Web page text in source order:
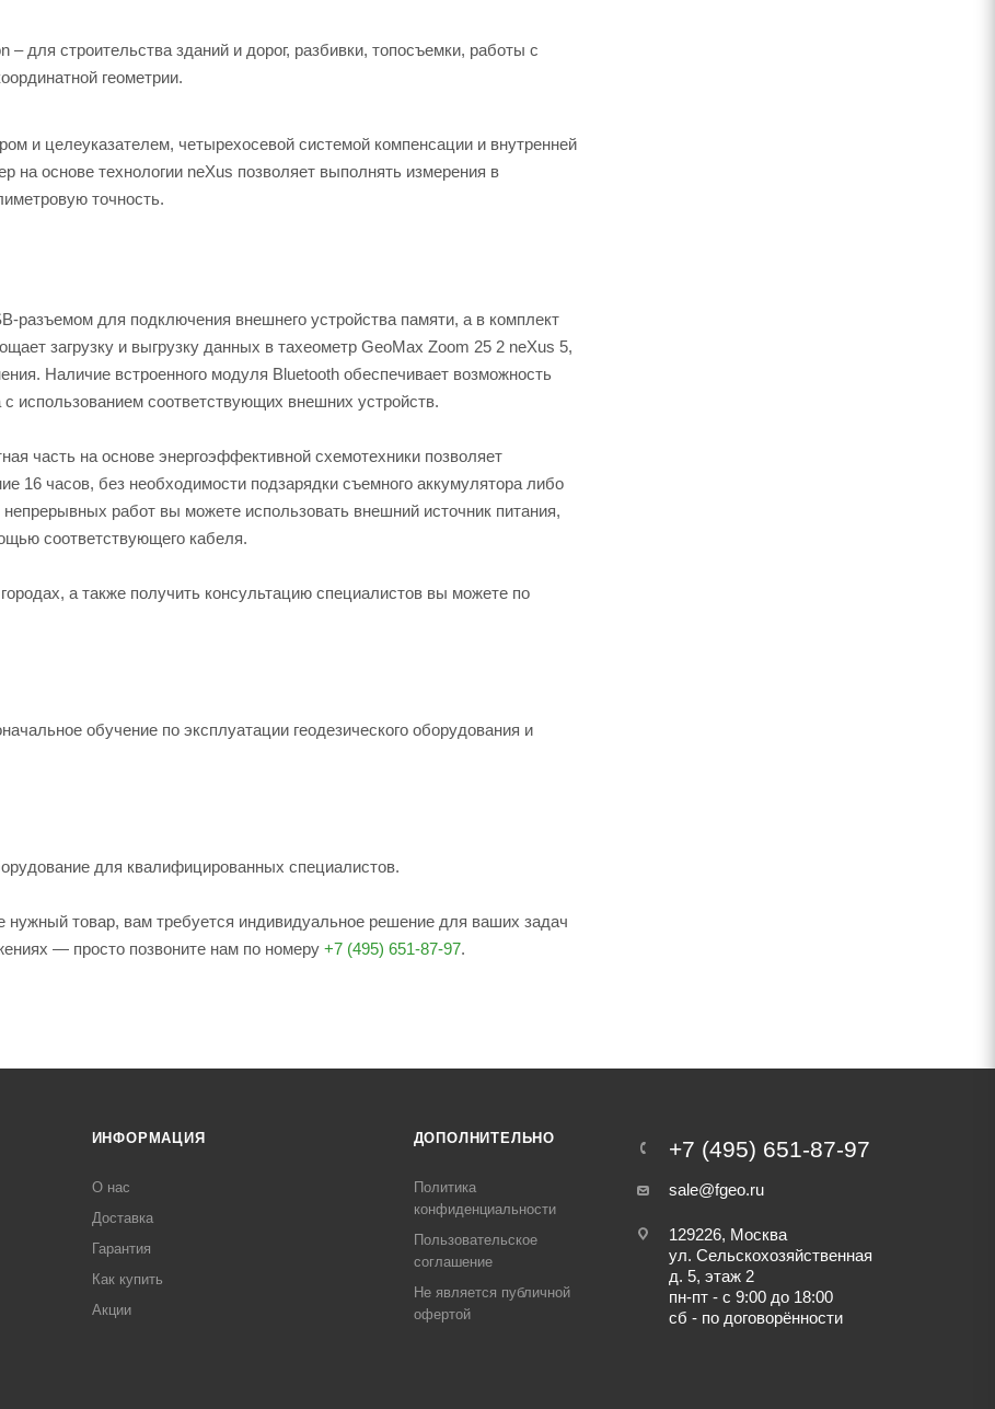
для строительства зданий и дорог, разбивки, топосъемки, работы с
геометрии.
и целеуказателем, четырехосевой системой компенсации и внутренней
основе технологии neXus позволяет выполнять измерения в
точность.
для подключения внешнего устройства памяти, а в комплект
загрузку и выгрузку данных в тахеометр GeoMax Zoom 25 2 neXus 5,
Наличие встроенного модуля Bluetooth обеспечивает возможность
использованием соответствующих внешних устройств.
часть на основе энергоэффективной схемотехники позволяет
16 часов, без необходимости подзарядки съемного аккумулятора либо
работ вы можете использовать внешний источник питания,
соответствующего кабеля.
а также получить консультацию специалистов вы можете по
обучение по эксплуатации геодезического оборудования и
для квалифицированных специалистов.
нужный товар, вам требуется индивидуальное решение для ваших задач
— просто позвоните нам по номеру +7 (495) 651-87-97.
ИНФОРМАЦИЯ
О нас
Доставка
Гарантия
Как купить
Акции
ДОПОЛНИТЕЛЬНО
Политика
конфиденциальности
Пользовательское
соглашение
Не является публичной
офертой
+7 (495) 651-87-97
sale@fgeo.ru
129226, Москва
ул. Сельскохозяйственная
д. 5, этаж 2
пн-пт - с 9:00 до 18:00
сб - по договорённости